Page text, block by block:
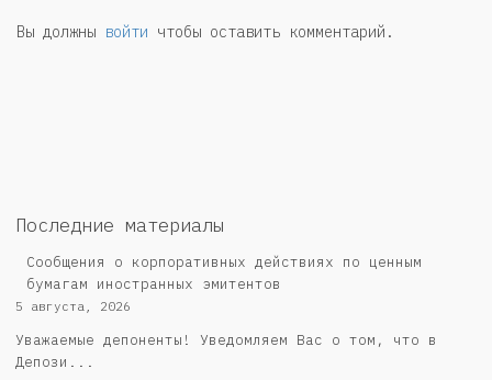
Вы должны войти чтобы оставить комментарий.
Последние материалы
Сообщения о корпоративных действиях по ценным
бумагам иностранных эмитентов
5 августа, 2026
Уважаемые депоненты! Уведомляем Вас о том, что в
Депози...